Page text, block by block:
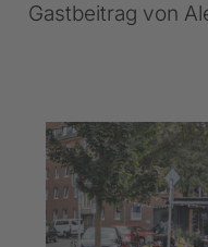
Gastbeitrag von